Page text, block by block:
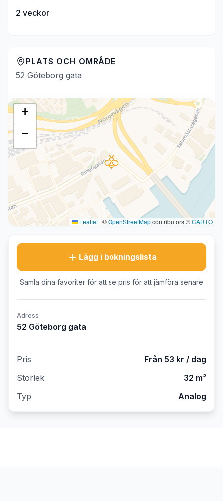
2 veckor
PLATS OCH OMRÅDE
52 Göteborg gata
+
−
Leaflet | ©OpenStreetMapcontributors ©CARTO
Lägg i bokningslista
Samla dina favoriter för att se pris för att jämföra senare
Adress
52 Göteborg gata
Pris
Från 53 kr / dag
Storlek
32 m²
Typ
Analog